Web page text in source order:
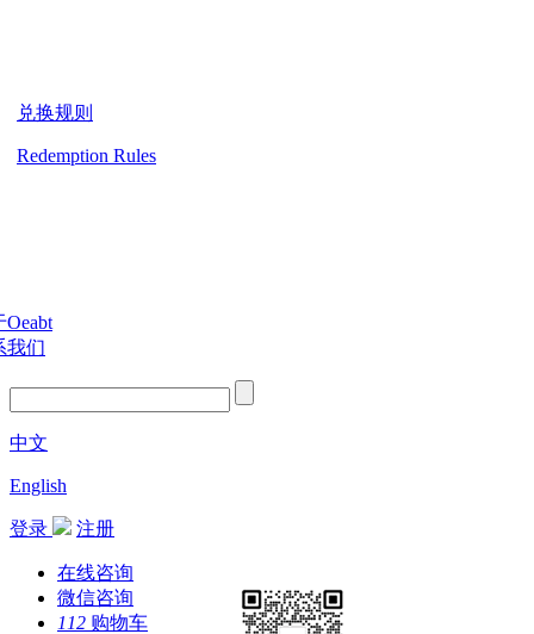
兑换规则
Redemption Rules
Oeabt
我们
中文
English
登录 注册
在线咨询
微信咨询
112 购物车